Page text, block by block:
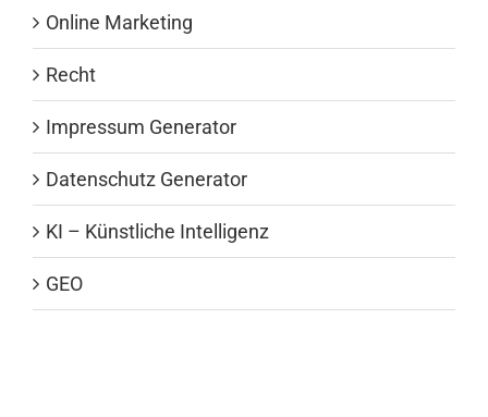
Online Marketing
Recht
Impressum Generator
Datenschutz Generator
KI – Künstliche Intelligenz
GEO